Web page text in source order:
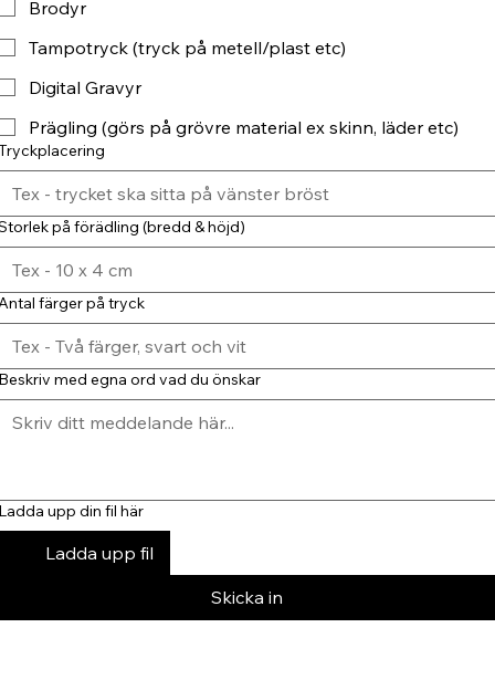
Brodyr
Tampotryck (tryck på metell/plast etc)
Digital Gravyr
Prägling (görs på grövre material ex skinn, läder etc)
på förädling (bredd & höjd)
färger på tryck
med egna ord vad du önskar
upp din fil här
Ladda upp fil
Skicka in